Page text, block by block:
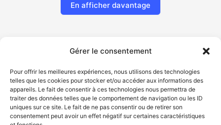
Gérer le consentement
Pour offrir les meilleures expériences, nous utilisons des technologies
telles que les cookies pour stocker et/ou accéder aux informations des
appareils. Le fait de consentir à ces technologies nous permettra de
traiter des données telles que le comportement de navigation ou les ID
uniques sur ce site. Le fait de ne pas consentir ou de retirer son
consentement peut avoir un effet négatif sur certaines caractéristiques
En afficher davantage
© Gouvernement du Québec, 2026